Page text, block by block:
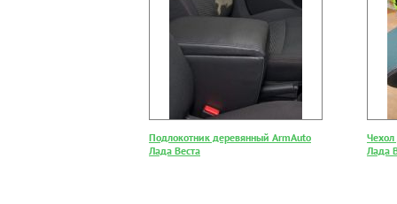
Подлокотник деревянный ArmAuto
Лада Веста
Чехол
Лада